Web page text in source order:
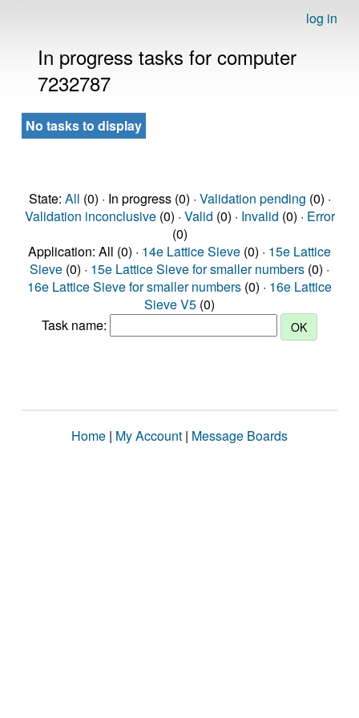
log in
In progress tasks for computer
7232787
No tasks to display
State: All (0) · In progress (0) · Validation pending (0) ·
Validation inconclusive(0) · Valid (0) · Invalid (0) · Error
(0)
Application: All (0) · 14e Lattice Sieve (0) · 15e Lattice
Sieve (0) · 15e Lattice Sieve for smaller numbers (0) ·
16e Lattice Sieve for smaller numbers (0) · 16e Lattice
Sieve V5 (0)
Task name:
Home | My Account | Message Boards